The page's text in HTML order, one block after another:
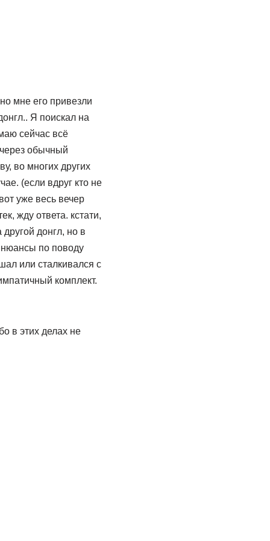
мне его привезли
Я поискал на
сейчас всё
обычный
во многих других
(если вдруг кто не
уже весь вечер
жду ответа. кстати,
донгл, но в
нюансы по поводу
или сталкивался с
комплект.
в этих делах не